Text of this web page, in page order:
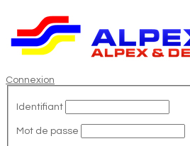
Connexion
Identifiant
Mot de passe